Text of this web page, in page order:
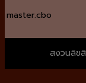
master.cbo
สงวนลิข